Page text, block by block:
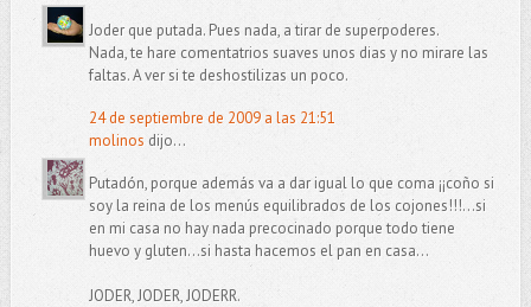
Joder que putada. Pues nada, a tirar de superpoderes.
Nada, te hare comentatrios suaves unos dias y no mirare las
faltas. A ver si te deshostilizas un poco.
24 de septiembre de 2009 a las 21:51
molinos dijo...
Putadón, porque además va a dar igual lo que coma ¡¡coño si
soy la reina de los menús equilibrados de los cojones!!!...si
en mi casa no hay nada precocinado porque todo tiene
huevo y gluten...si hasta hacemos el pan en casa...
JODER, JODER, JODERR.